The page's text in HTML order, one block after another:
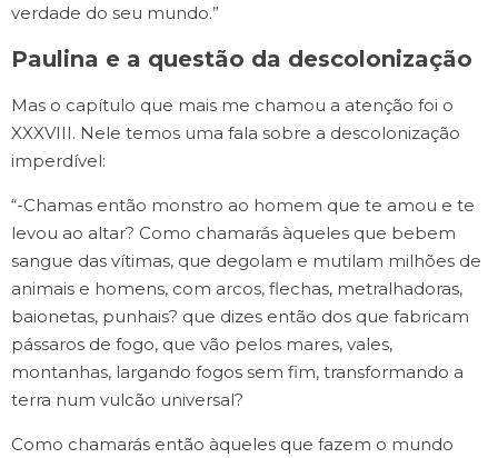
verdade do seu mundo.”
Paulina e a questão da descolonização
Mas o capítulo que mais me chamou a atenção foi o
XXXVIII. Nele temos uma fala sobre a descolonização
imperdível:
“-Chamas então monstro ao homem que te amou e te
levou ao altar? Como chamarás àqueles que bebem
sangue das vítimas, que degolam e mutilam milhões de
animais e homens, com arcos, flechas, metralhadoras,
baionetas, punhais? que dizes então dos que fabricam
pássaros de fogo, que vão pelos mares, vales,
montanhas, largando fogos sem fim, transformando a
terra num vulcão universal?
Como chamarás então àqueles que fazem o mundo